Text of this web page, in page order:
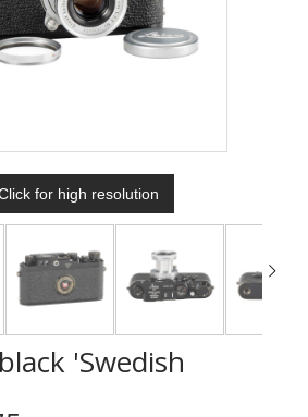
for high resolution
'Swedish